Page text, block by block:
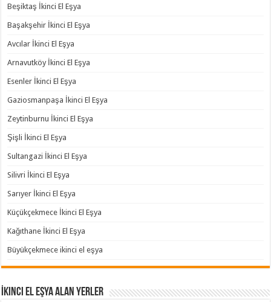
Beşiktaş İkinci El Eşya
Başakşehir İkinci El Eşya
Avcılar İkinci El Eşya
Arnavutköy İkinci El Eşya
Esenler İkinci El Eşya
Gaziosmanpaşa İkinci El Eşya
Zeytinburnu İkinci El Eşya
Şişli İkinci El Eşya
Sultangazi İkinci El Eşya
Silivri İkinci El Eşya
Sarıyer İkinci El Eşya
Küçükçekmece İkinci El Eşya
Kağıthane İkinci El Eşya
Büyükçekmece ikinci el eşya
İkinci El Eşya Alan Yerler